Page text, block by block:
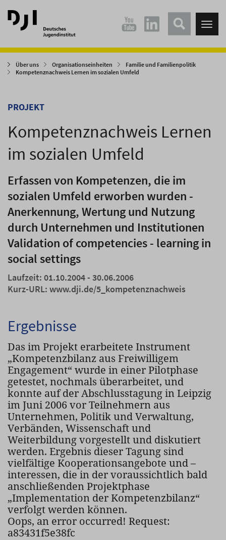
Direkt
zum
Hauptinhalt
Direkt
zum
Hauptmenü
Über uns Organisationseinheiten
Familie und Familienpolitik
Kompetenznachweis Lernen im sozialen Umfeld
PROJEKT
Kompetenznachweis Lernen
im sozialen Umfeld
Erfassen von Kompetenzen, die im
sozialen Umfeld erworben wurden -
Anerkennung, Wertung und Nutzung
durch Unternehmen und Institutionen
Validation of competencies - learning in
social settings
Laufzeit: 01.10.2004 - 30.06.2006
Kurz-URL: www.dji.de/5_kompetenznachweis
Ergebnisse
Das im Projekt erarbeitete Instrument
„Kompetenzbilanz aus Freiwilligem
Engagement“ wurde in einer Pilotphase
getestet, nochmals überarbeitet, und
konnte auf der Abschlusstagung in Leipzig
im Juni 2006 vor Teilnehmern aus
Unternehmen, Politik und Verwaltung,
Verbänden, Wissenschaft und
Weiterbildung vorgestellt und diskutiert
werden. Ergebnis dieser Tagung sind
vielfältige Kooperationsangebote und –
interessen, die in der voraussichtlich bald
anschließenden Projektphase
„Implementation der Kompetenzbilanz“
verfolgt werden können.
Oops, an error occurred! Request:
a83431f5e38fc